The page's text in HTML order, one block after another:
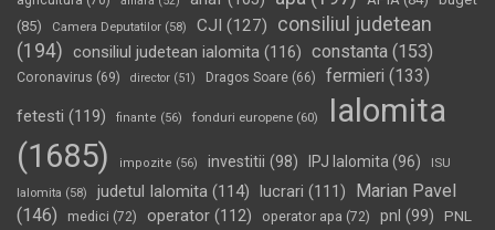
(85)
Camera Deputatilor (58) CJI (127)
consiliul judetean
(194) consiliul judetean ialomita (116) constanta (153)
Coronavirus (69) director (51) Dragos Soare (66) fermieri (133)
fetesti (119) finante (56) fonduri europene (60)
Ialomita
(1685)
impozite (56) investitii (98) IPJ Ialomita (96) ISU
Ialomita (58) judetul Ialomita (114) lucrari (111)
Marian Pavel
(146)
medici (72) operator (112) operator apa (72) pnl (99)
PNL